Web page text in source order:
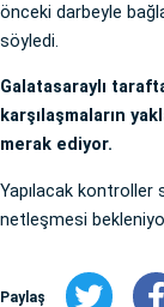
önceki darbeyle
söyledi.
Galatasaraylı
karşılaşmaların
merak ediyor.
Yapılacak kontroller
netleşmesi
Paylaş